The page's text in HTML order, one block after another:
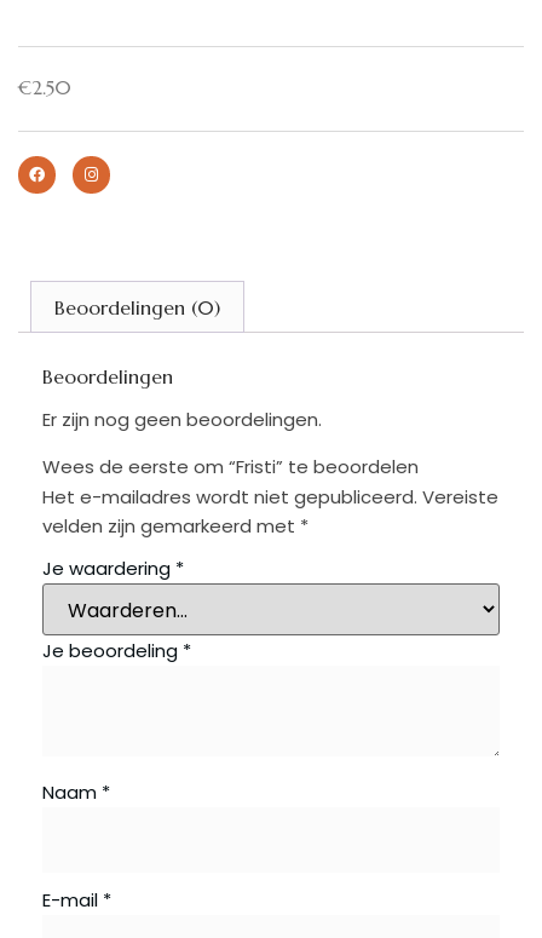
€2.50
Beoordelingen (0)
Beoordelingen
Er zijn nog geen beoordelingen.
Wees de eerste om “Fristi” te beoordelen
Het e-mailadres wordt niet gepubliceerd. Vereiste
velden zijn gemarkeerd met *
Je waardering *
Je beoordeling *
Naam *
E-mail *